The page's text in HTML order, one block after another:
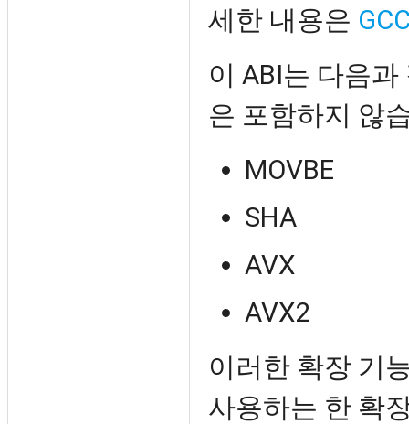
세한 내용은
이 ABI는 다음
은 포함하지 않
MOVBE
SHA
AVX
AVX2
이러한 확장 기
사용하는 한 확